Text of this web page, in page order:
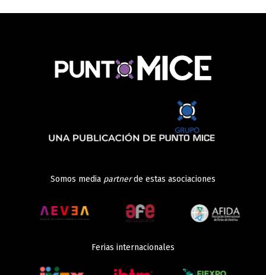
Somos media partnerde estas asociaciones
Ferias internacionales